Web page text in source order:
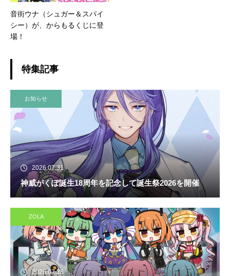
音街ウナ（シュガー＆スパイ
シー）が、からもるくじに登
場！
特集記事
お知らせ
2026.07.31
神威がくぽ誕生18周年を記念して誕生祭2026を開催
ZOLA
2026.07.28